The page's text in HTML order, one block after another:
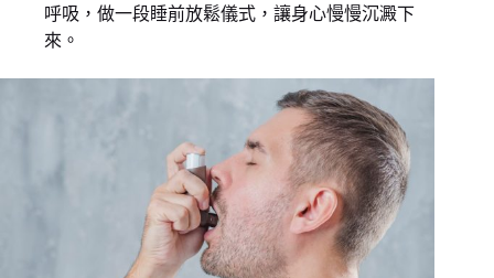
呼吸，做一段睡前放鬆儀式，讓身心慢慢沉澱下
來。